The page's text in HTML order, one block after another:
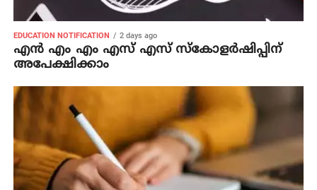
EDUCATION NOTIFICATION 2 days ago
എൻ എം എം എസ് എസ് സ്കോളർഷിപ്പിന്
അപേക്ഷിക്കാം